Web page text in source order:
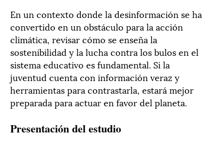
En un contexto donde la desinformación se ha
convertido en un obstáculo para la acción
climática, revisar cómo se enseña la
sostenibilidad y la lucha contra los bulos en el
sistema educativo es fundamental. Si la
juventud cuenta con información veraz y
herramientas para contrastarla, estará mejor
preparada para actuar en favor del planeta.
Presentación del estudio